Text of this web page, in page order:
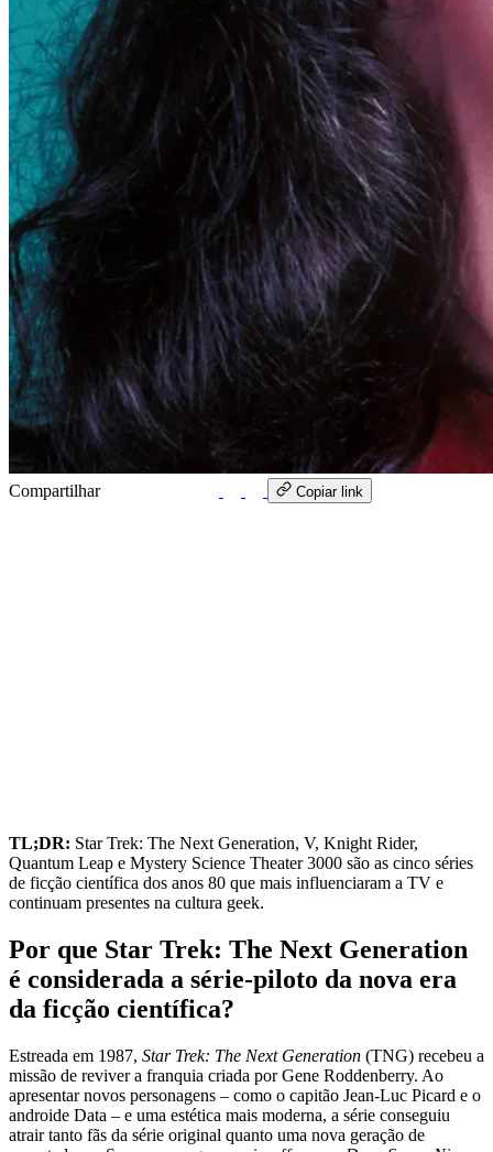
Compartilhar Copiar link
TL;DR: Star Trek: The Next Generation, V, Knight Rider,
Quantum Leap e Mystery Science Theater 3000 são as cinco séries
de ficção científica dos anos 80 que mais influenciaram a TV e
continuam presentes na cultura geek.
Por que Star Trek: The Next Generation
é considerada a série‑piloto da nova era
da ficção científica?
Estreada em 1987, Star Trek: The Next Generation (TNG) recebeu a
missão de reviver a franquia criada por Gene Roddenberry. Ao
apresentar novos personagens – como o capitão Jean‑Luc Picard e o
androide Data – e uma estética mais moderna, a série conseguiu
atrair tanto fãs da série original quanto uma nova geração de